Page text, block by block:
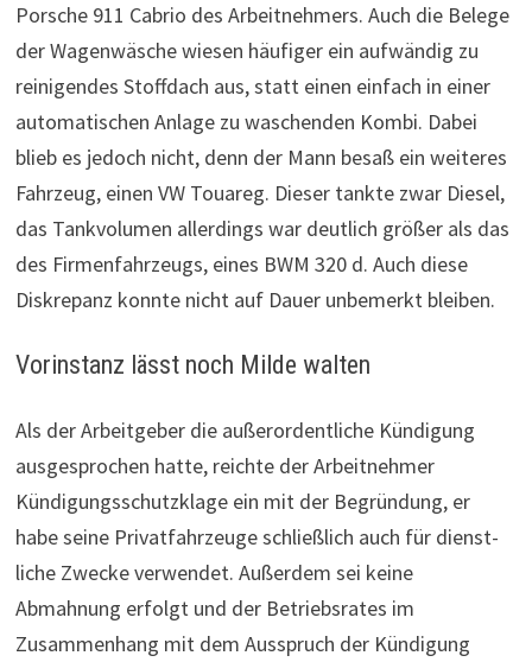
Porsche 911 Cabrio des Arbeitnehmers. Auch die Belege
der Wagenwäsche wiesen häufiger ein aufwändig zu
reinigendes Stoffdach aus, statt einen einfach in einer
automatischen Anlage zu waschenden Kombi. Dabei
blieb es jedoch nicht, denn der Mann besaß ein weiteres
Fahrzeug, einen VW Touareg. Dieser tankte zwar Diesel,
das Tankvolumen allerdings war deutlich größer als das
des Firmenfahrzeugs, eines BWM 320 d. Auch diese
Diskrepanz konnte nicht auf Dauer unbemerkt bleiben.
Vorinstanz lässt noch Milde walten
Als der Arbeit­geber die außer­or­dent­liche Kün­di­gung
ausgesprochen hatte, reichte der Arbeit­nehmer
Kündigungsschutzklage ein mit der Begründung, er
habe seine Pri­vat­fahr­zeuge schließlich auch für dienst­
liche Zwecke verwendet. Außerdem sei keine
Abmahnung erfolgt und der Betriebs­rates im
Zusammenhang mit dem Aus­spruch der Kün­di­gung